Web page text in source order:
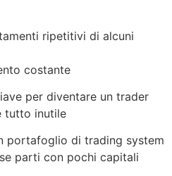
ripetitivi di alcuni
costante
per diventare un trader
tutto inutile
portafoglio di trading system
parti con pochi capitali